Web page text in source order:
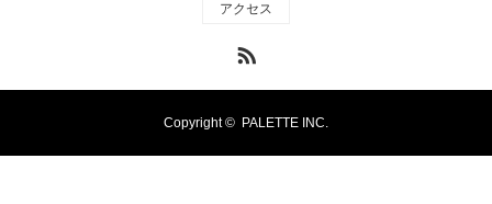
アクセス
Copyright © PALETTE INC.